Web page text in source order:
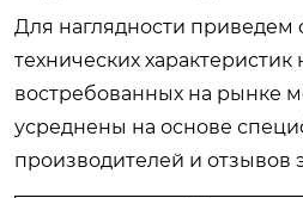
Для наглядности приведем
технических характеристик
востребованных на рынке
усреднены на основе
производителей и отзывов